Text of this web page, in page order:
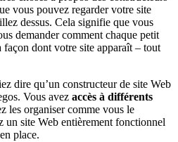
vous pouvez regarder votre site
dessus. Cela signifie que vous
demander comment chaque petit
façon dont votre site apparaît – tout
dire qu’un constructeur de site Web
Vous avez accès à différents
les organiser comme vous le
un site Web entièrement fonctionnel
place.